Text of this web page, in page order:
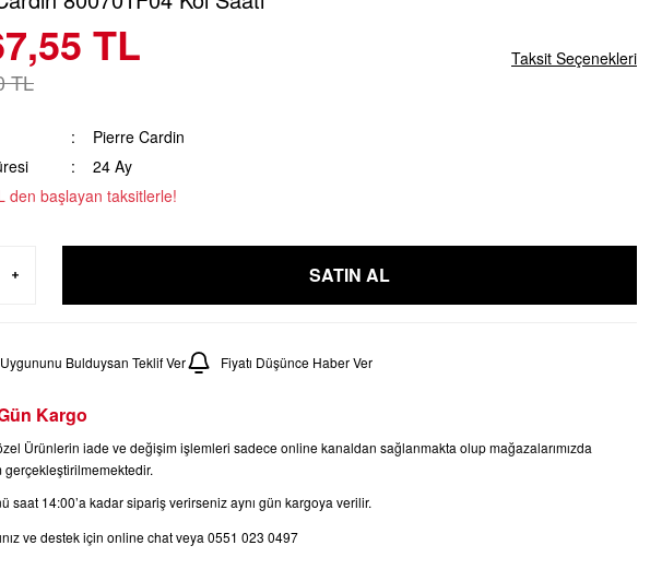
TL
TL
Taksit Seçenekleri
Pierre Cardin
24 Ay
den başlayan taksitlerle!
SATIN AL
Bulduysan Teklif Ver Fiyatı Düşünce Haber Ver
Kargo
Ürünlerin iade ve değişim işlemleri sadece online kanaldan sağlanmakta olup mağazalarımızda
gerçekleştirilmemektedir.
saat 14:00’a kadar sipariş verirseniz aynı gün kargoya verilir.
ve destek için online chat veya 0551 023 0497